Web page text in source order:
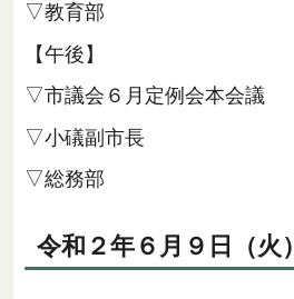
▽教育部
【午後】
▽市議会６月定例会本会議
▽小礒副市長
▽総務部
令和２年６月９日（火）